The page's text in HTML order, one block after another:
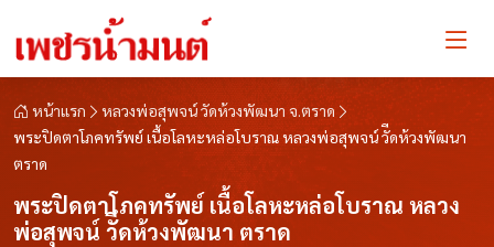
หน้าแรก
หลวงพ่อสุพจน์ วัดห้วงพัฒนา จ.ตราด
พระปิดตาโภคทรัพย์ เนื้อโลหะหล่อโบราณ หลวงพ่อสุพจน์ วัีดห้วงพัฒนา
ตราด
พระปิดตาโภคทรัพย์ เนื้อโลหะหล่อโบราณ หลวง
พ่อสุพจน์ วัีดห้วงพัฒนา ตราด